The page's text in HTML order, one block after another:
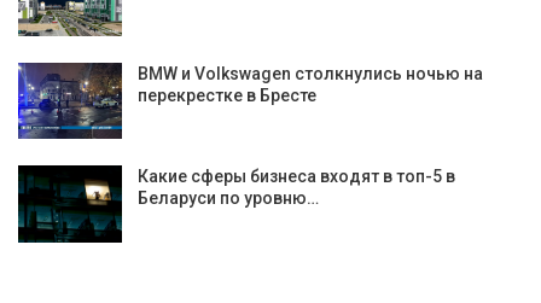
BMW и Volkswagen столкнулись ночью на
перекрестке в Бресте
Какие сферы бизнеса входят в топ-5 в
Беларуси по уровню…